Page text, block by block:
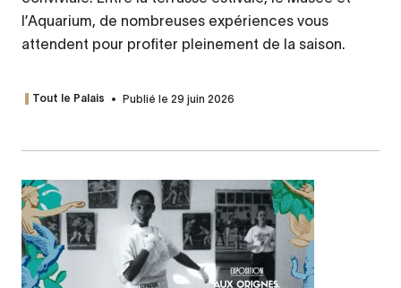
l’Aquarium, de nombreuses expériences vous
attendent pour profiter pleinement de la saison.
Tout le Palais Publié le 29 juin 2026